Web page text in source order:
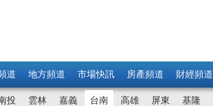
道 地方頻道 市場快訊 房產頻道 財經頻道
投 雲林 嘉義 台南 高雄 屏東 基隆